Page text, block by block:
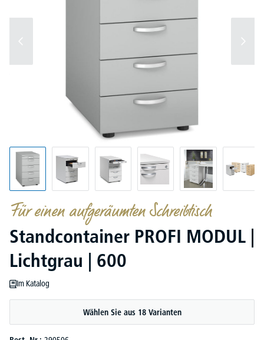
Für einen aufgeräumten Schreibtisch
Standcontainer PROFI MODUL |
Lichtgrau | 600
Im Katalog
Wählen Sie aus 18 Varianten